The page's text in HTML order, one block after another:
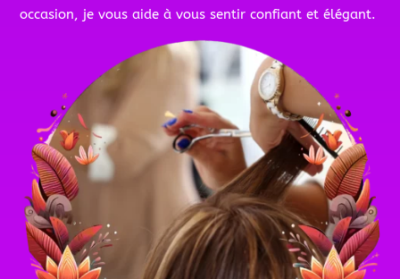
occasion, je vous aide à vous sentir confiant et élégant.